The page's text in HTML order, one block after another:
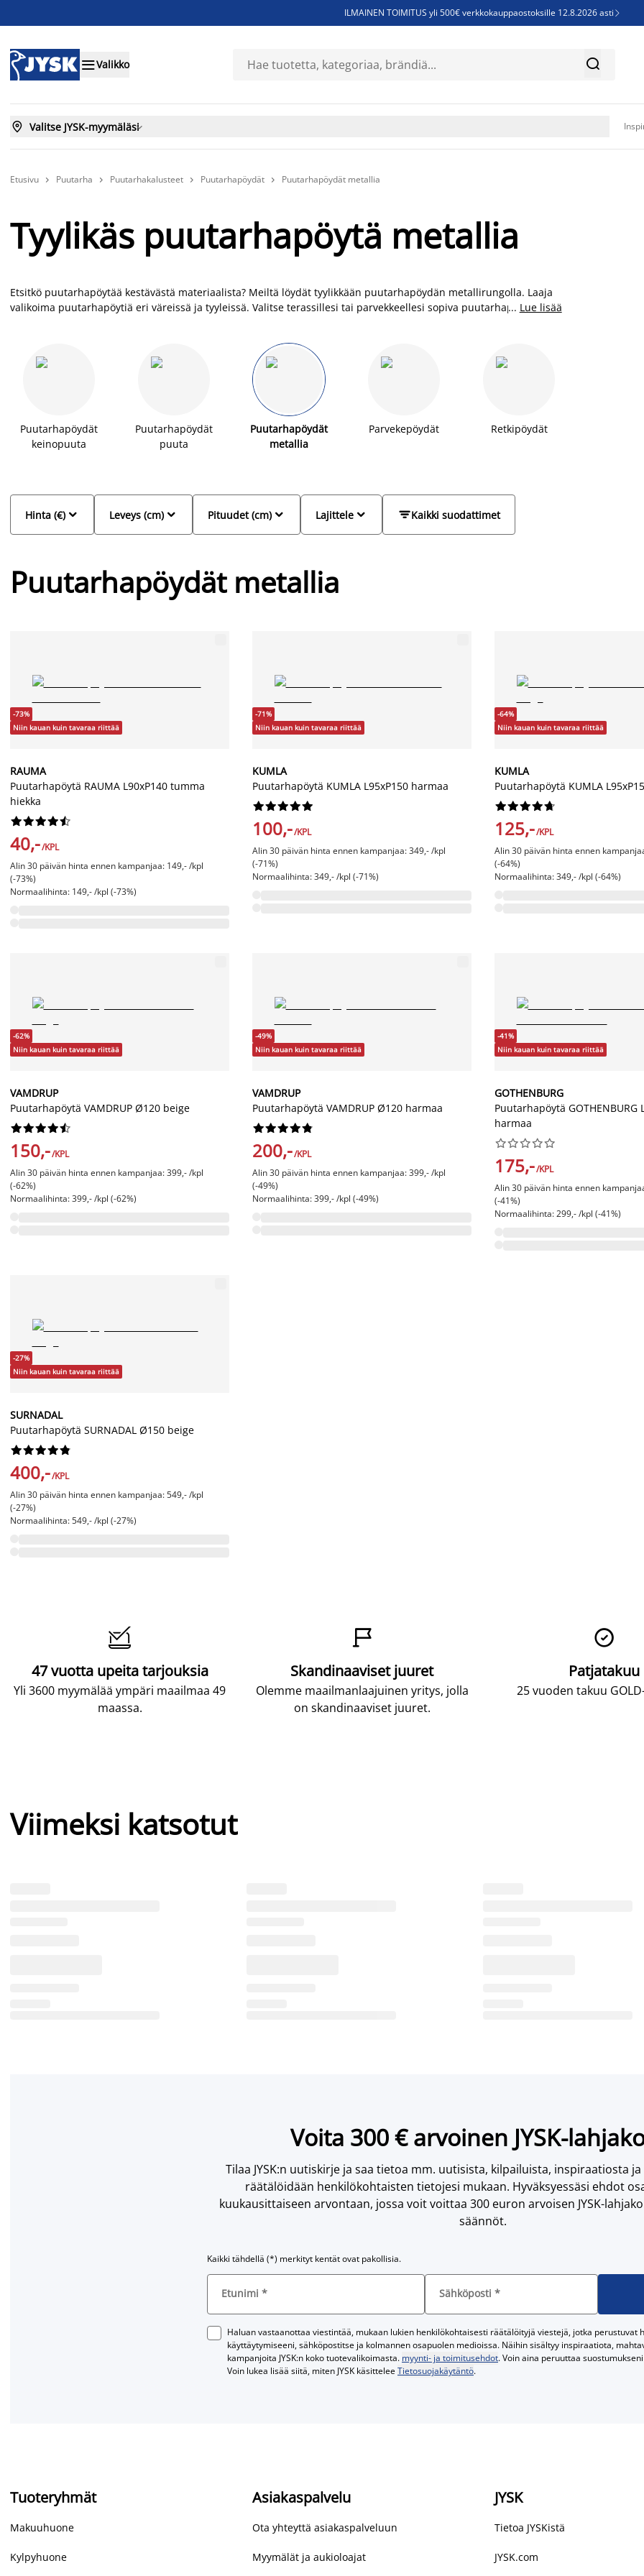
ILMAINEN TOIMITUS yli 500€ verkkokauppaostoksille 12.8.2026 asti 
Sijauspatjoja - Säästä jopa 60%
Valikko 
 Valitse JYSK-myymäläsi
Etusivu  Puutarha  Puutarhakalusteet  Puutarhapöydät  Puutarhapöydät metallia
Tyylikäs puutarhapöytä metallia
Etsitkö puutarhapöytää kestävästä materiaalista? Meiltä löydät tyylikkään puutarhapöydän metallirungolla. Laaja
valikoima puutarhapöytiä eri väreissä ja tyyleissä. Valitse terassillesi tai parvekkeellesi sopiva puutarhapöytä ja
... Lue lisää
Puutarhapöydät
keinopuuta
Puutarhapöydät
puuta
Puutarhapöydät
metallia
Parvekepöydät Retkipöydät

Hinta (€) 
Leveys (cm) 
Pituudet (cm) Kaikki suodattimet

Lajittele
Puutarhapöydät metallia
-73%
Niin kauan kuin tavaraa riittää
RAUMA
Puutarhapöytä RAUMA L90xP140 tumma
hiekka






40,-/KPL
Alin 30 päivän hinta ennen kampanjaa: 149,- /kpl
(-73%)
Normaalihinta: 149,- /kpl (-73%)
-71%
Niin kauan kuin tavaraa riittää
KUMLA
Puutarhapöytä KUMLA L95xP150 harmaa






100,-/KPL
Alin 30 päivän hinta ennen kampanjaa: 349,- /kpl
(-71%)
Normaalihinta: 349,- /kpl (-71%)
-64%
Niin kauan kuin tavaraa riittää
KUMLA
Puutarhapöytä KUMLA






125,-/KPL
Alin 30 päivän hinta ennen
(-64%)
Normaalihinta: 349,- /kpl (-64%)
-62%
Niin kauan kuin tavaraa riittää
VAMDRUP
Puutarhapöytä VAMDRUP Ø120 beige






150,-/KPL
Alin 30 päivän hinta ennen kampanjaa: 399,- /kpl
(-62%)
Normaalihinta: 399,- /kpl (-62%)
-49%
Niin kauan kuin tavaraa riittää
VAMDRUP
Puutarhapöytä VAMDRUP Ø120 harmaa






200,-/KPL
Alin 30 päivän hinta ennen kampanjaa: 399,- /kpl
(-49%)
Normaalihinta: 399,- /kpl (-49%)
-41%
Niin kauan kuin tavaraa riittää
GOTHENBURG
Puutarhapöytä GOTHENBURG
harmaa






175,-/KPL
Alin 30 päivän hinta ennen
(-41%)
Normaalihinta: 299,- /kpl (-41%)
-27%
Niin kauan kuin tavaraa riittää
SURNADAL
Puutarhapöytä SURNADAL Ø150 beige






400,-/KPL
Alin 30 päivän hinta ennen kampanjaa: 549,- /kpl
(-27%)
Normaalihinta: 549,- /kpl (-27%)

47 vuotta upeita tarjouksia
Yli 3600 myymälää ympäri maailmaa 49
maassa.

Skandinaaviset juuret
Olemme maailmanlaajuinen yritys, jolla
on skandinaaviset juuret.

Patjatakuu
25 vuoden takuu
Viimeksi katsotut
Voita 300 € arvoinen JYSK-
Tilaa JYSK:n uutiskirje ja saa tietoa mm. uutisista, kilpailuista, inspiraatiosta
räätälöidään henkilökohtaisten tietojesi mukaan. Hyväksyessäsi ehdot
kuukausittaiseen arvontaan, jossa voit voittaa 300 euron arvoisen JYSK-
säännöt.
Kaikki tähdellä (*) merkityt kentät ovat pakollisia.
Etunimi * Sähköposti *
Haluan vastaanottaa viestintää, mukaan lukien henkilökohtaisesti räätälöityjä viestejä, jotka perustuvat
käyttäytymiseeni, sähköpostitse ja kolmannen osapuolen medioissa. Näihin sisältyy inspiraatiota,
kampanjoita JYSK:n koko tuotevalikoimasta. myynti- ja toimitusehdot. Voin aina peruuttaa
Voin lukea lisää siitä, miten JYSK käsitteleeTietosuojakäytäntö.
Tuoteryhmät
Makuuhuone
Kylpyhuone
Asiakaspalvelu
Ota yhteyttä asiakaspalveluun
Myymälät ja aukioloajat
JYSK
Tietoa JYSKistä
JYSK.com